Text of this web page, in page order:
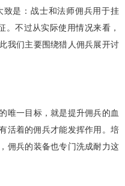
是：战士和法师佣兵用于挂
。不过从实际使用情况来看，
我们主要围绕猎人佣兵展开讨
唯一目标，就是提升佣兵的血
着的佣兵才能发挥作用。培
佣兵的装备也专门洗成耐力这